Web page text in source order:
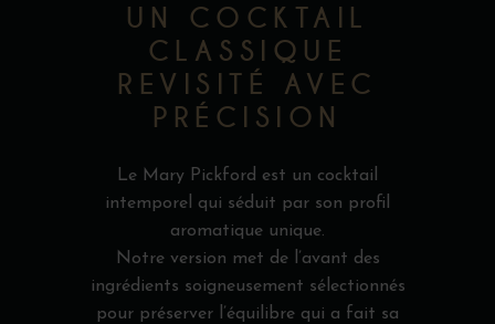
UN COCKTAIL
CLASSIQUE
REVISITÉ AVEC
PRÉCISION
Le Mary Pickford est un cocktail
intemporel qui séduit par son profil
aromatique unique.
Notre version met de l’avant des
ingrédients soigneusement sélectionnés
pour préserver l’équilibre qui a fait sa